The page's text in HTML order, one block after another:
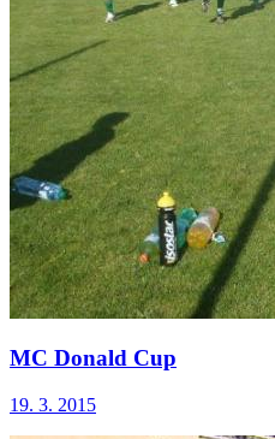
MC Donald Cup
19. 3. 2015